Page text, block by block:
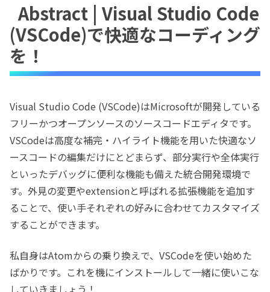
Abstract | Visual Studio Code
(VSCode)で快適なコーディング
を！
Visual Studio Code (VSCode)はMicrosoftが開発している
フリーかつオープンソースのソースコードエディタです。
VSCodeは高度な補完・ハイライト機能を用いた快適なソ
ースコードの編集だけにとどまらず、部分実行や全体実行
といったデバッグに便利な機能も備えた統合開発環境で
す。外見の変更やextensionと呼ばれる拡張機能を追加す
ることで、使い手それぞれの好みに合わせてカスタマイズ
することができます。
私自身はAtomからの乗り換えで、VSCodeを使い始めた
ばかりです。これを機にインストールして一緒に使いこな
していきましょう！